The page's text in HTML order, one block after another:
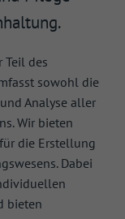
des
sowohl die
Analyse aller
Wir bieten
die Erstellung
Dabei
bieten